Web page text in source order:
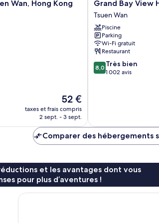
Wan, Hong Kong
Le
nouveau
prix
de
52 €
taxes et frais compris
2 sept. - 3 sept.
Grand
Bay
View
Hotel
Tsuen
Wan
Grand Bay View
Tsuen Wan
Piscine
Parking
Wi-Fi gratuit
Restaurant
8.0
sur
8,0 Très bien
1 002 avis
Comparer des hébergements
et les avantages dont vous
pour plus d’aventures !